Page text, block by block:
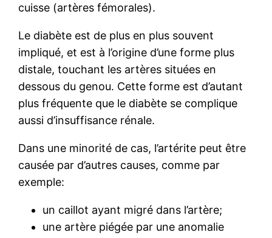
cuisse (artères fémorales).
Le diabète est de plus en plus souvent
impliqué, et est à l’origine d’une forme plus
distale, touchant les artères situées en
dessous du genou. Cette forme est d’autant
plus fréquente que le diabète se complique
aussi d’insuffisance rénale.
Dans une minorité de cas, l’artérite peut être
causée par d’autres causes, comme par
exemple:
un caillot ayant migré dans l’artère;
une artère piégée par une anomalie